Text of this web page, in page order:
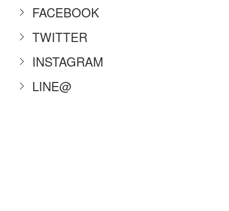
FACEBOOK
TWITTER
INSTAGRAM
LINE@